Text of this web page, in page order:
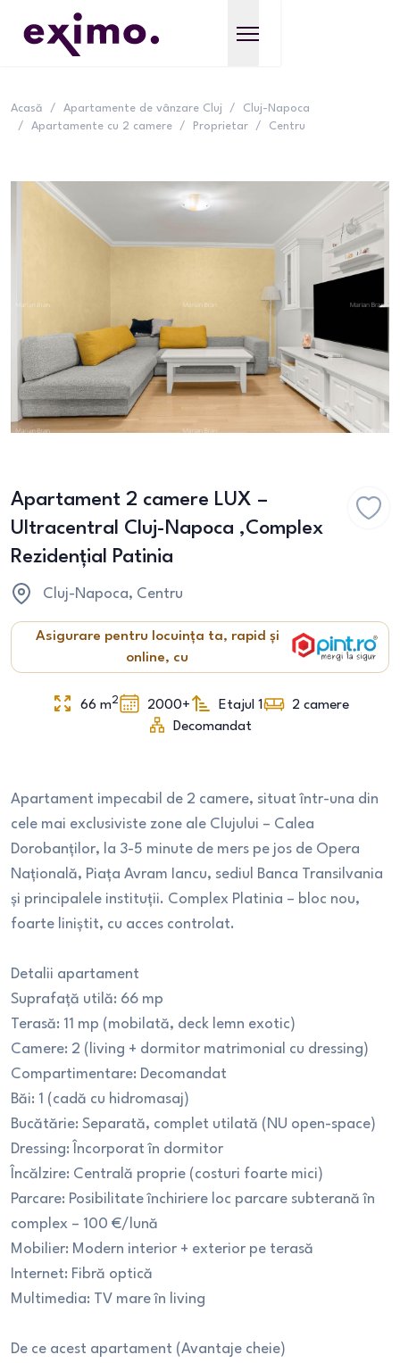
Acasă / Apartamente de vânzare Cluj /
Cluj-Napoca
/
Apartamente cu 2 camere / Proprietar / Centru
Apartament 2 camere LUX –
Ultracentral Cluj-Napoca ,Complex
Rezidențial Patinia
Cluj-Napoca, Centru
Asigurare pentru locuința ta, rapid și
online, cu
66 m2 2000+ Etajul 1 2 camere
Decomandat
Apartament impecabil de 2 camere, situat într-una din
cele mai exclusiviste zone ale Clujului – Calea
Dorobanților, la 3-5 minute de mers pe jos de Opera
Națională, Piața Avram Iancu, sediul Banca Transilvania
și principalele instituții. Complex Platinia – bloc nou,
foarte liniștit, cu acces controlat.
Detalii apartament
Suprafață utilă: 66 mp
Terasă: 11 mp (mobilată, deck lemn exotic)
Camere: 2 (living + dormitor matrimonial cu dressing)
Compartimentare: Decomandat
Băi: 1 (cadă cu hidromasaj)
Bucătărie: Separată, complet utilată (NU open-space)
Dressing: Încorporat în dormitor
Încălzire: Centrală proprie (costuri foarte mici)
Parcare: Posibilitate închiriere loc parcare subterană în
complex – 100 €/lună
Mobilier: Modern interior + exterior pe terasă
Internet: Fibră optică
Multimedia: TV mare în living
De ce acest apartament (Avantaje cheie)